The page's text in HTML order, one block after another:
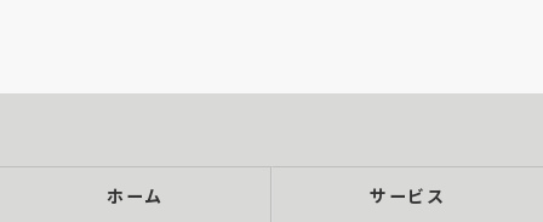
ホーム サービス